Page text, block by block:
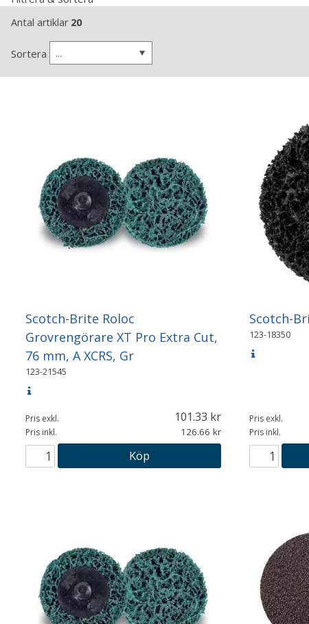
Antal artiklar 20
Sortera ...
Scotch-Brite Roloc
Grovrengörare XT Pro Extra Cut,
76 mm, A XCRS, Gr
123-21545
Pris exkl. 101.33
Pris inkl. 126.66
Köp
Scotch-
123-18350
Pris exkl.
Pris inkl.